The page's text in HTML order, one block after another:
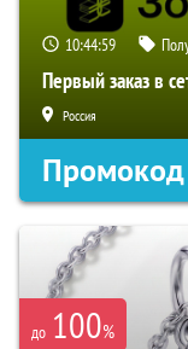
10:44:58
Первый заказ в
Россия
Промокод
до 100%